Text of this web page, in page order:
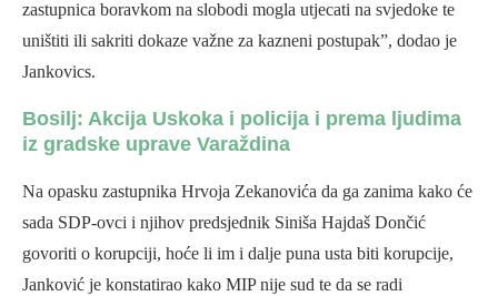
zastupnica boravkom na slobodi mogla utjecati na svjedoke te
uništiti ili sakriti dokaze važne za kazneni postupak”, dodao je
Jankovics.
Bosilj: Akcija Uskoka i policija i prema ljudima
iz gradske uprave Varaždina
Na opasku zastupnika Hrvoja Zekanovića da ga zanima kako će
sada SDP-ovci i njihov predsjednik Siniša Hajdaš Dončić
govoriti o korupciji, hoće li im i dalje puna usta biti korupcije,
Janković je konstatirao kako MIP nije sud te da se radi